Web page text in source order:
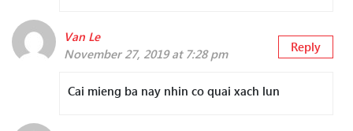
Van Le
November 27, 2019 at 7:28 pm
Reply
Cai mieng ba nay nhin co quai xach lun